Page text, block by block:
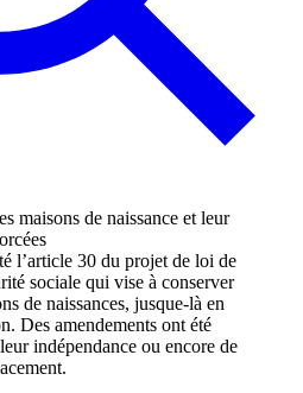
l’article 30 du projet de loi de
sociale qui vise à conserver
de naissances, jusque-là en
Des amendements ont été
indépendance ou encore de